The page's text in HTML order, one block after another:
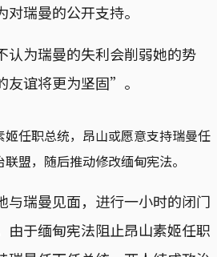
瑞曼的公开支持。
认为瑞曼的失利会削弱她的势
谊将更为坚固”。
任职总统，昂山或愿意支持瑞曼任
盟，随后推动修改缅甸宪法。
与瑞曼见面，进行一小时的闭门
由于缅甸宪法阻止昂山素姬任职